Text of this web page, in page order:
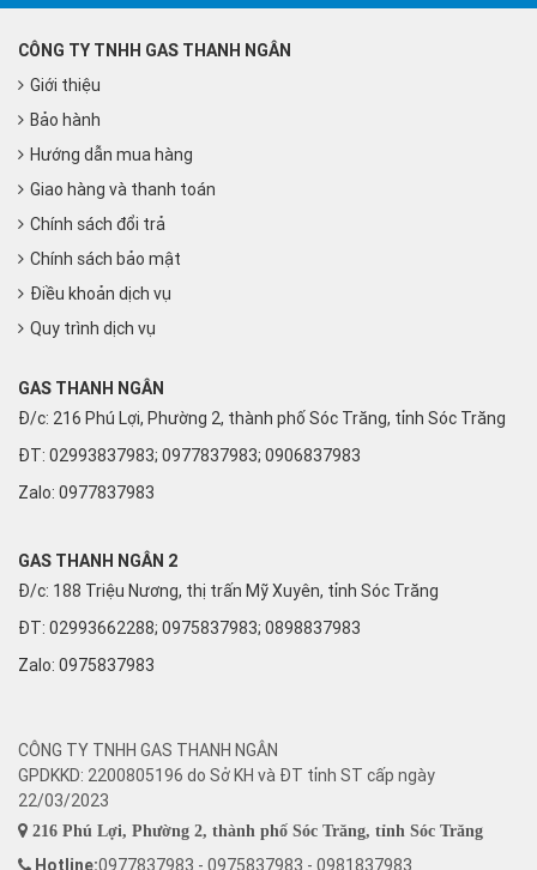
CÔNG TY TNHH GAS THANH NGÂN
Giới thiệu
Bảo hành
Hướng dẫn mua hàng
Giao hàng và thanh toán
Chính sách đổi trả
Chính sách bảo mật
Điều khoản dịch vụ
Quy trình dịch vụ
GAS THANH NGÂN
Đ/c: 216 Phú Lợi, Phường 2, thành phố Sóc Trăng, tỉnh Sóc Trăng
ĐT: 02993837983; 0977837983; 0906837983
Zalo: 0977837983
GAS THANH NGÂN 2
Đ/c: 188 Triệu Nương, thị trấn Mỹ Xuyên, tỉnh Sóc Trăng
ĐT: 02993662288; 0975837983; 0898837983
Zalo: 0975837983
CÔNG TY TNHH GAS THANH NGÂN
GPDKKD: 2200805196 do Sở KH và ĐT tỉnh ST cấp ngày
22/03/2023
216 Phú Lợi, Phường 2, thành phố Sóc Trăng, tỉnh Sóc Trăng
Hotline:0977837983 - 0975837983 - 0981837983